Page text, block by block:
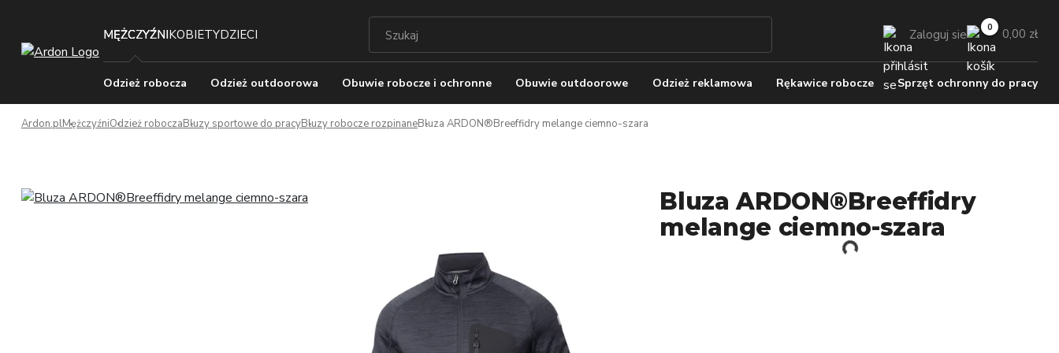
MĘŻCZYŹNIKOBIETYDZIECI Zaloguj sie 0,00 zł
Odzież robocza Odzież outdoorowa Obuwie robocze i ochronne Obuwie outdoorowe Odzież reklamowa Rękawice robocze Sprzęt ochronny do pracy
Ardon.plMężczyźniOdzież roboczaBluzy sportowe do pracyBluzy robocze rozpinaneBluza ARDON®Breeffidry melange ciemno-szara
Bluza ARDON®Breeffidry
melange ciemno-szara